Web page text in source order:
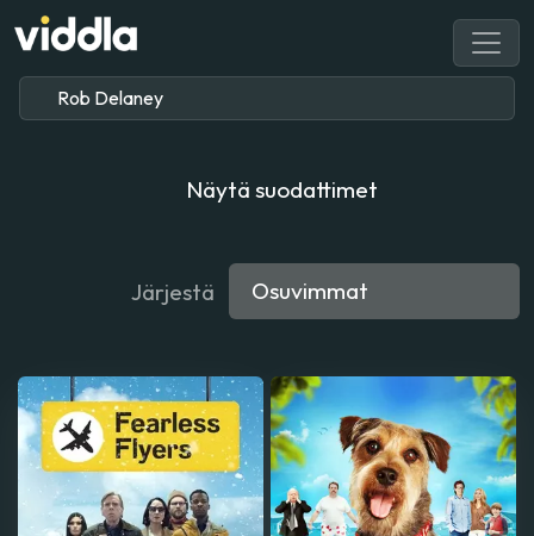
Näytä suodattimet
Järjestä